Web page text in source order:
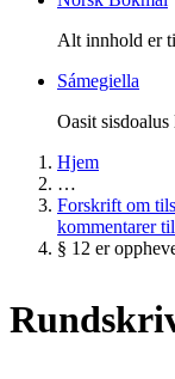
Alt innhold er
Sámegiella
Oasit
Hjem
…
Forskrift om
kommentarer
§ 12 er